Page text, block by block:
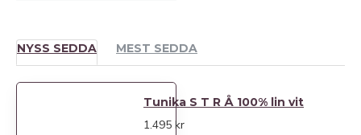
NYSS SEDDA MEST SEDDA
Tunika S T R Å 100% lin vit
1.495 kr